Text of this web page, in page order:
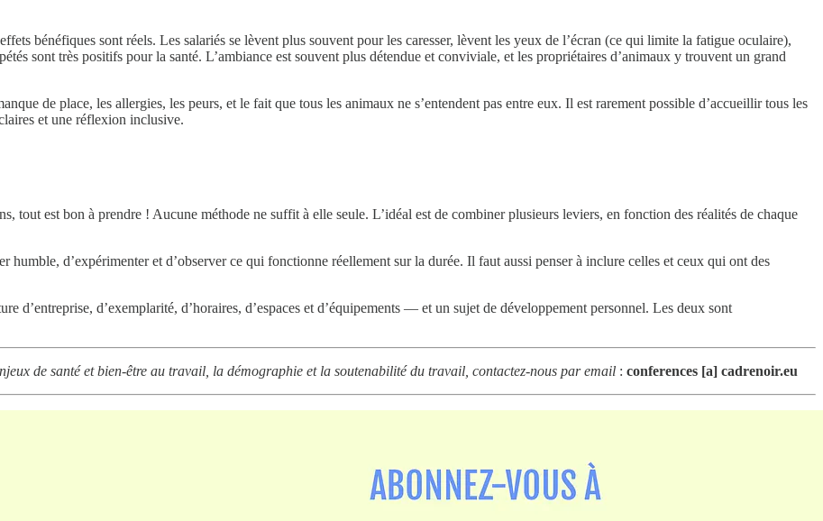
bénéfiques sont réels. Les salariés se lèvent plus souvent pour les caresser, lèvent les yeux de l’écran (ce qui limite la fatigue oculaire),
sont très positifs pour la santé. L’ambiance est souvent plus détendue et conviviale, et les propriétaires d’animaux y trouvent un grand
de place, les allergies, les peurs, et le fait que tous les animaux ne s’entendent pas entre eux. Il est rarement possible d’accueillir tous les
et une réflexion inclusive.
tout est bon à prendre ! Aucune méthode ne suffit à elle seule. L’idéal est de combiner plusieurs leviers, en fonction des réalités de chaque
humble, d’expérimenter et d’observer ce qui fonctionne réellement sur la durée. Il faut aussi penser à inclure celles et ceux qui ont des
d’entreprise, d’exemplarité, d’horaires, d’espaces et d’équipements — et un sujet de développement personnel. Les deux sont
de santé et bien-être au travail, la démographie et la soutenabilité du travail, contactez-nous par email : conferences [a] cadrenoir.eu